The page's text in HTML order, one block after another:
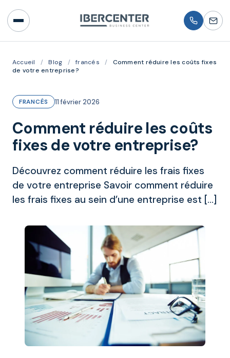
Accueil / Blog / francés /
Comment réduire les coûts fixes
de votre entreprise?
FRANCÉS 11 février 2026
Comment réduire les coûts
fixes de votre entreprise?
Découvrez comment réduire les frais fixes
de votre entreprise Savoir comment réduire
les frais fixes au sein d’une entreprise est […]